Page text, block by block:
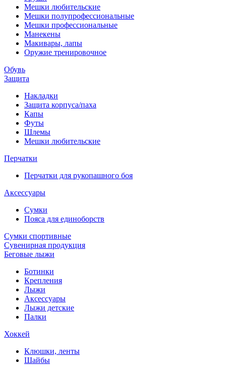
Мешки любительские
Мешки полупрофессиональные
Мешки профессиональные
Манекены
Макивары, лапы
Оружие тренировочное
Обувь
Защита
Накладки
Защита корпуса/паха
Капы
Футы
Шлемы
Мешки любительские
Перчатки
Перчатки для рукопашного боя
Аксессуары
Сумки
Пояса для единоборств
Сумки спортивные
Сувенирная продукция
Беговые лыжи
Ботинки
Крепления
Лыжи
Аксессуары
Лыжи детские
Палки
Хоккей
Клюшки, ленты
Шайбы